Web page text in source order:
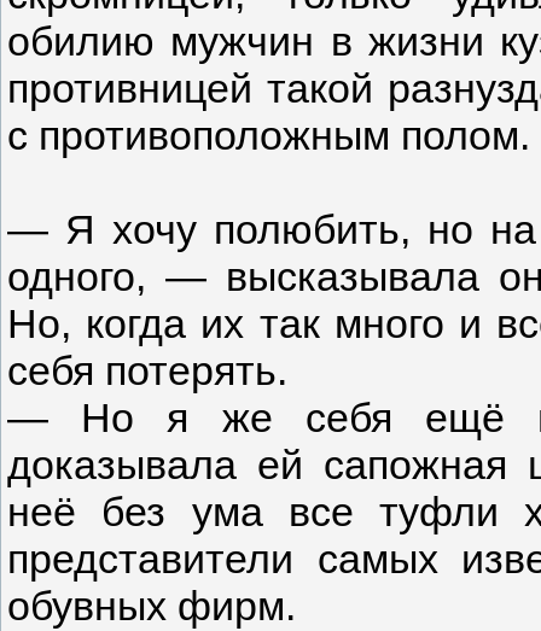
обилию мужчин в жизни
противницей такой
с противоположным полом.
— Я хочу полюбить, но на
одного, — высказывала
Но, когда их так много и
себя потерять.
— Но я же себя ещё
доказывала ей сапожная
неё без ума все
представители самых
обувных фирм.